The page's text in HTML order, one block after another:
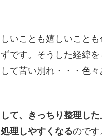
いことも嬉しいこと
です。そうした経緯
て苦い別れ・・・色
て、きっちり整理し
理しやすくなるのです